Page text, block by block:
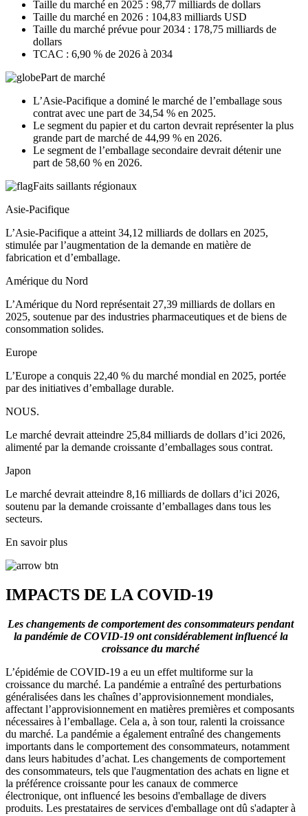
Taille du marché en 2025 : 98,77 milliards de dollars
Taille du marché en 2026 : 104,83 milliards USD
Taille du marché prévue pour 2034 : 178,75 milliards de
dollars
TCAC : 6,90 % de 2026 à 2034
Part de marché
L’Asie-Pacifique a dominé le marché de l’emballage sous
contrat avec une part de 34,54 % en 2025.
Le segment du papier et du carton devrait représenter la plus
grande part de marché de 44,99 % en 2026.
Le segment de l’emballage secondaire devrait détenir une
part de 58,60 % en 2026.
Faits saillants régionaux
Asie-Pacifique
L’Asie-Pacifique a atteint 34,12 milliards de dollars en 2025,
stimulée par l’augmentation de la demande en matière de
fabrication et d’emballage.
Amérique du Nord
L’Amérique du Nord représentait 27,39 milliards de dollars en
2025, soutenue par des industries pharmaceutiques et de biens de
consommation solides.
Europe
L’Europe a conquis 22,40 % du marché mondial en 2025, portée
par des initiatives d’emballage durable.
NOUS.
Le marché devrait atteindre 25,84 milliards de dollars d’ici 2026,
alimenté par la demande croissante d’emballages sous contrat.
Japon
Le marché devrait atteindre 8,16 milliards de dollars d’ici 2026,
soutenu par la demande croissante d’emballages dans tous les
secteurs.
En savoir plus
IMPACTS DE LA COVID-19
Les changements de comportement des consommateurs pendant
la pandémie de COVID-19 ont considérablement influencé la
croissance du marché
L’épidémie de COVID-19 a eu un effet multiforme sur la
croissance du marché. La pandémie a entraîné des perturbations
généralisées dans les chaînes d’approvisionnement mondiales,
affectant l’approvisionnement en matières premières et composants
nécessaires à l’emballage. Cela a, à son tour, ralenti la croissance
du marché. La pandémie a également entraîné des changements
importants dans le comportement des consommateurs, notamment
dans leurs habitudes d’achat. Les changements de comportement
des consommateurs, tels que l'augmentation des achats en ligne et
la préférence croissante pour les canaux de commerce
électronique, ont influencé les besoins d'emballage de divers
produits. Les prestataires de services d'emballage ont dû s'adapter à